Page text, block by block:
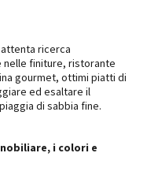
ricerca
nelle finiture, ristorante
gourmet, ottimi piatti di
ed esaltare il
di sabbia fine.
i colori e